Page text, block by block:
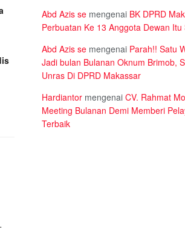
Abd Azis se mengenai BK DPRD
Perbuatan Ke 13 Anggota Dewan Itu
Abd Azis se mengenai Parah!! Satu
Jadi bulan Bulanan Oknum Brimob,
Unras Di DPRD Makassar
Hardiantor mengenai CV. Rahmat
Meeting Bulanan Demi Memberi
Terbaik